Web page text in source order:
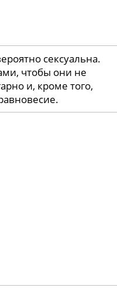
сексуальна.
чтобы они не
и, кроме того,